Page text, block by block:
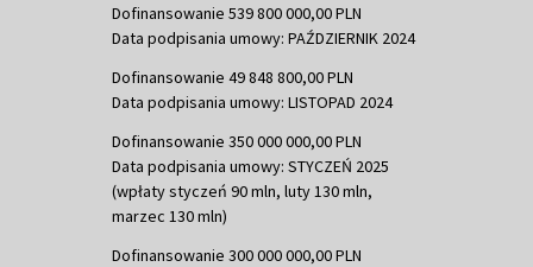
Dofinansowanie 539 800 000,00 PLN
Data podpisania umowy: PAŹDZIERNIK 2024
Dofinansowanie 49 848 800,00 PLN
Data podpisania umowy: LISTOPAD 2024
Dofinansowanie 350 000 000,00 PLN
Data podpisania umowy: STYCZEŃ 2025
(wpłaty styczeń 90 mln, luty 130 mln,
marzec 130 mln)
Dofinansowanie 300 000 000,00 PLN